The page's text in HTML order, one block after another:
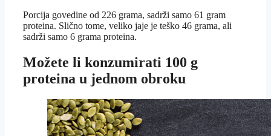
Porcija govedine od 226 grama, sadrži samo 61 gram
proteina. Slično tome, veliko jaje je teško 46 grama, ali
sadrži samo 6 grama proteina.
Možete li konzumirati 100 g
proteina u jednom obroku